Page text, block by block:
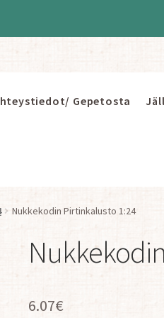
Gepetosta
Nukkekodin Pirtinkalusto 1:24
6.07€